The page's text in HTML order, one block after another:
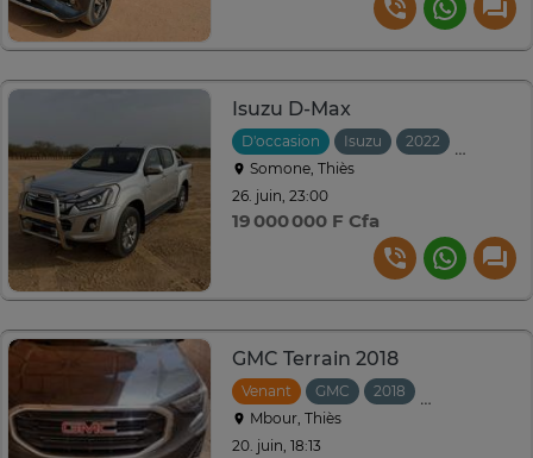
Isuzu D-Max
D'occasion Isuzu 2022
Somone, Thiès
26. juin, 23:00
19 000 000 F Cfa
GMC Terrain 2018
Venant GMC 2018
Mbour, Thiès
20. juin, 18:13